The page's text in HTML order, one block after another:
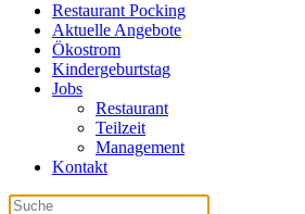
Restaurant Pocking
Aktuelle Angebote
Ökostrom
Kindergeburtstag
Jobs
Restaurant
Teilzeit
Management
Kontakt